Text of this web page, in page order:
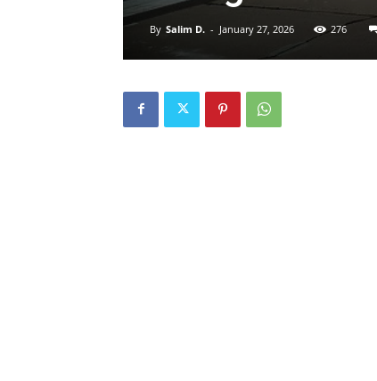
By Salim D. - January 27, 2026 276